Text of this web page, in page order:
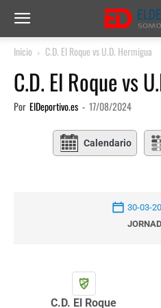
Inicio C.D. El Roque vs U.D. Hermigua
C.D. El Roque vs
Por ElDeportivo.es - 17/08/2024
Calendario
30-03-
C.D. El Roque